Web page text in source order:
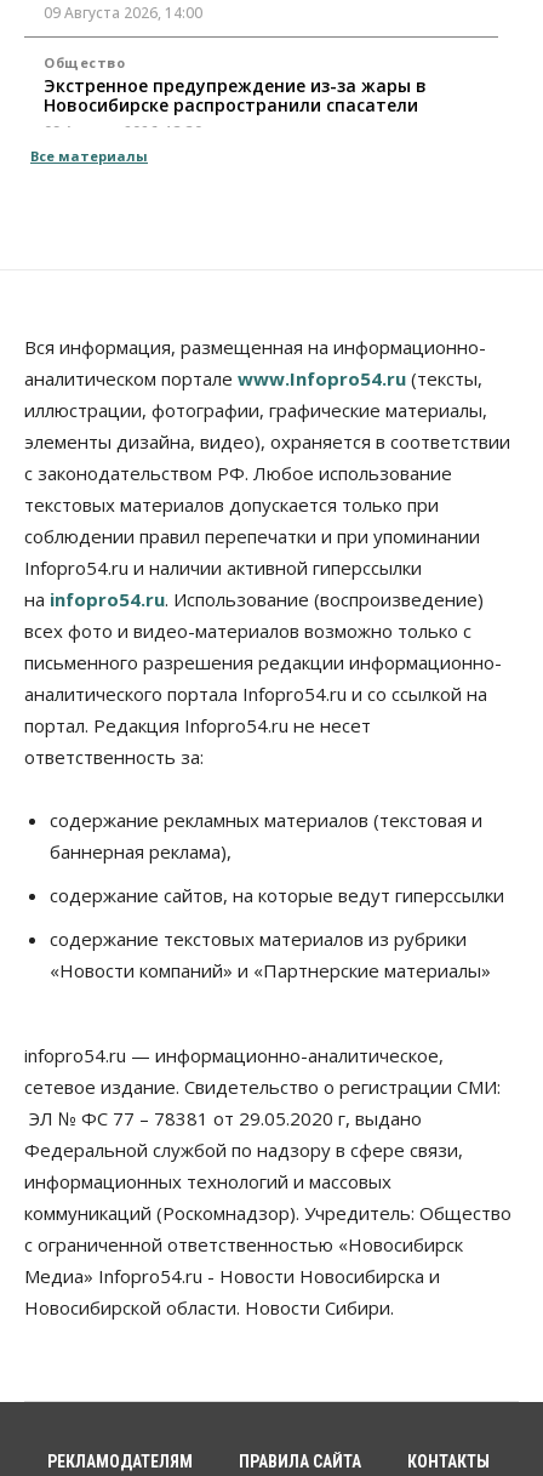
09 Августа 2026, 14:00
Общество
Экстренное предупреждение из-за жары в
Новосибирске распространили спасатели
09 Августа 2026, 13:30
«бронировать» со школы
Авто Общество
Не катастрофа, а стресс-тест: эксперт
новосибирской сети СТО пояснил кому можно
заливать бензин Евро‑2
09 Августа 2026, 10:00
Бизнес
Работодатели Новосибирска заявили в центры
занятости почти 32 тысячи вакансий
09 Августа 2026, 09:00
Общество
Спрос на машино-места в
Новосибирской области вырос в полтора раза
К современному юридическому образованию в
России возникает много вопросов
08 Августа 2026, 17:00
Новосибирские вузы опубликовали
приказы о зачислении на бюджетные места
08 Августа 2026, 16:00
Искусственный интеллект впервые выписал
штраф за борщевик
08 Августа 2026, 15:00
Авто
Продажи подержанных электромобилей в
Новосибирской области растут второй месяц
08 Августа 2026, 13:00
Бизнес Общество
Детские центры Новосибирска
перегибают с «педагогикой успеха», считает
обратился в правительство РФ из-за атак на WB
Все материалы
Вся информация, размещенная на информационно-
аналитическом портале www.Infopro54.ru (тексты,
иллюстрации, фотографии, графические материалы,
элементы дизайна, видео), охраняется в соответствии
с законодательством РФ. Любое использование
текстовых материалов допускается только при
соблюдении правил перепечатки и при упоминании
Infopro54.ru и наличии активной гиперссылки
на infopro54.ru. Использование (воспроизведение)
всех фото и видео-материалов возможно только с
письменного разрешения редакции информационно-
аналитического портала Infopro54.ru и со ссылкой на
портал. Редакция Infopro54.ru не несет
ответственность за:
содержание рекламных материалов (текстовая и
баннерная реклама),
содержание сайтов, на которые ведут гиперссылки
содержание текстовых материалов из рубрики
«Новости компаний» и «Партнерские материалы»
infopro54.ru — информационно-аналитическое,
сетевое издание. Свидетельство о регистрации СМИ:
ЭЛ № ФС 77 – 78381 от 29.05.2020 г, выдано
Федеральной службой по надзору в сфере связи,
информационных технологий и массовых
коммуникаций (Роскомнадзор). Учредитель: Общество
с ограниченной ответственностью «Новосибирск
Медиа» Infopro54.ru - Новости Новосибирска и
Новосибирской области. Новости Сибири.
РЕКЛАМОДАТЕЛЯМ ПРАВИЛА САЙТА КОНТАКТЫ